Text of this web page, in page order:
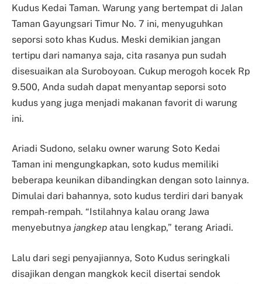
Kudus Kedai Taman. Warung yang bertempat di Jalan
Taman Gayungsari Timur No. 7 ini, menyuguhkan
seporsi soto khas Kudus. Meski demikian jangan
tertipu dari namanya saja, cita rasanya pun sudah
disesuaikan ala Suroboyoan. Cukup merogoh kocek Rp
9.500, Anda sudah dapat menyantap seporsi soto
kudus yang juga menjadi makanan favorit di warung
ini.
Ariadi Sudono, selaku owner warung Soto Kedai
Taman ini mengungkapkan, soto kudus memiliki
beberapa keunikan dibandingkan dengan soto lainnya.
Dimulai dari bahannya, soto kudus terdiri dari banyak
rempah-rempah. “Istilahnya kalau orang Jawa
menyebutnya jangkep atau lengkap,” terang Ariadi.
Lalu dari segi penyajiannya, Soto Kudus seringkali
disajikan dengan mangkok kecil disertai sendok